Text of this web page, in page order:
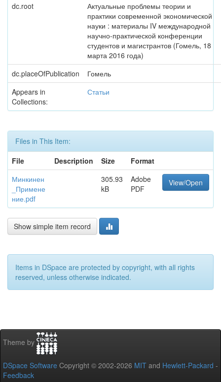
dc.root
Актуальные проблемы теории и
практики современной экономической
науки : материалы IV международной
научно-практической конференции
студентов и магистрантов (Гомель, 18
марта 2016 года)
dc.placeOfPublication
Гомель
Appears in
Collections:
Статьи
Files in This Item:
File
Description Size
Format
Минкинен
_Примене
ние.pdf
305.93
kB
Adobe
PDF
View/Open
Show simple item record
Items in DSpace are protected by copyright, with all rights
reserved, unless otherwise indicated.
Theme by
DSpace Software Copyright © 2002-2026 MIT and Hewlett-Packard -
Feedback